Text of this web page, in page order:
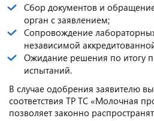
Сбор документов и
орган с заявлением;
Сопровождение
независимой
Ожидание решения по итогу
испытаний.
В случае одобрения заявителю
соответствия ТР ТС «Молочная
позволяет законно